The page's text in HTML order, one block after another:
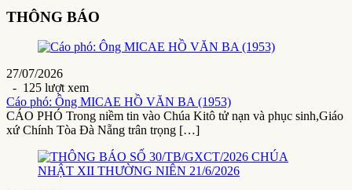
THÔNG BÁO
27/07/2026
- 125 lượt xem
Cáo phó: Ông MICAE HỒ VĂN BA (1953)
CÁO PHÓ Trong niềm tin vào Chúa Kitô tử nạn và phục sinh,Giáo
xứ Chính Tòa Đà Nẵng trân trọng […]